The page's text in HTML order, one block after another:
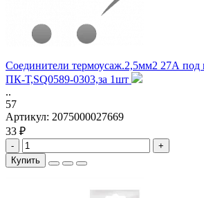
Соединители термоусаж.2,5мм2 27А
ПК-Т,SQ0589-0303,за 1шт
..
57
Артикул: 2075000027669
33 ₽
-
+
Купить